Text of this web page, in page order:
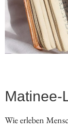
Matinee-
Wie erleben